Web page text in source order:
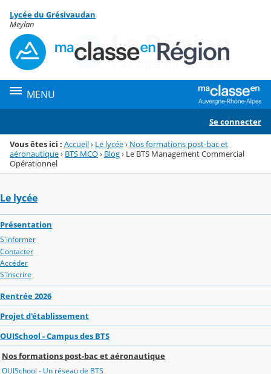
Menu de la rubrique
Contenu
Lycée du Grésivaudan
Meylan
MENU
Se connecter
Vous êtes ici : Accueil› Le lycée› Nos formations post-bac et
aéronautique› BTS MCO› Blog› Le BTS Management Commercial
Opérationnel
Le lycée
Présentation
S'informer
Contacter
Accéder
S'inscrire
Rentrée 2026
Projet d'établissement
OUISchool - Campus des BTS
Nos formations post-bac et aéronautique
OUISchool - Un réseau de BTS